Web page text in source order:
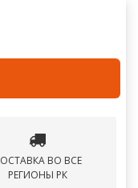
ВО ВСЕ
РЕГИОНЫ РК